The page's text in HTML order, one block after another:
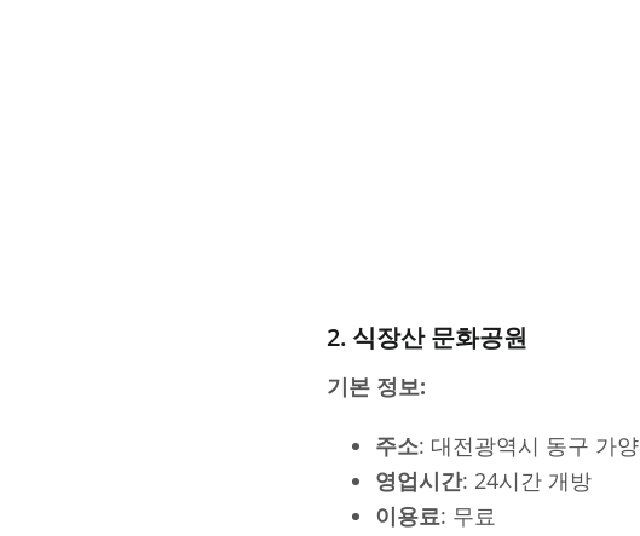
2. 식장산 문화공원
기본 정보:
주소: 대전광역시 동구 가
영업시간: 24시간 개방
이용료: 무료